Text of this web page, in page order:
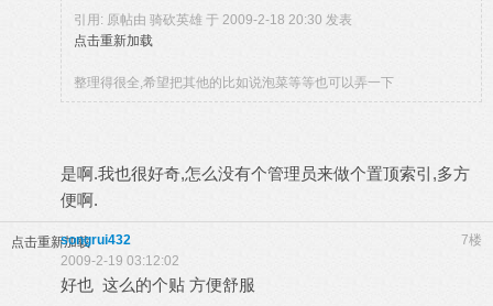
引用: 原帖由 骑砍英雄 于 2009-2-18 20:30 发表
点击重新加载
整理得很全,希望把其他的比如说泡菜等等也可以弄一下
是啊.我也很好奇,怎么没有个管理员来做个置顶索引,多方
便啊.
点击重新加载 7楼
songrui432
2009-2-19 03:12:02
好也 这么的个贴 方便舒服